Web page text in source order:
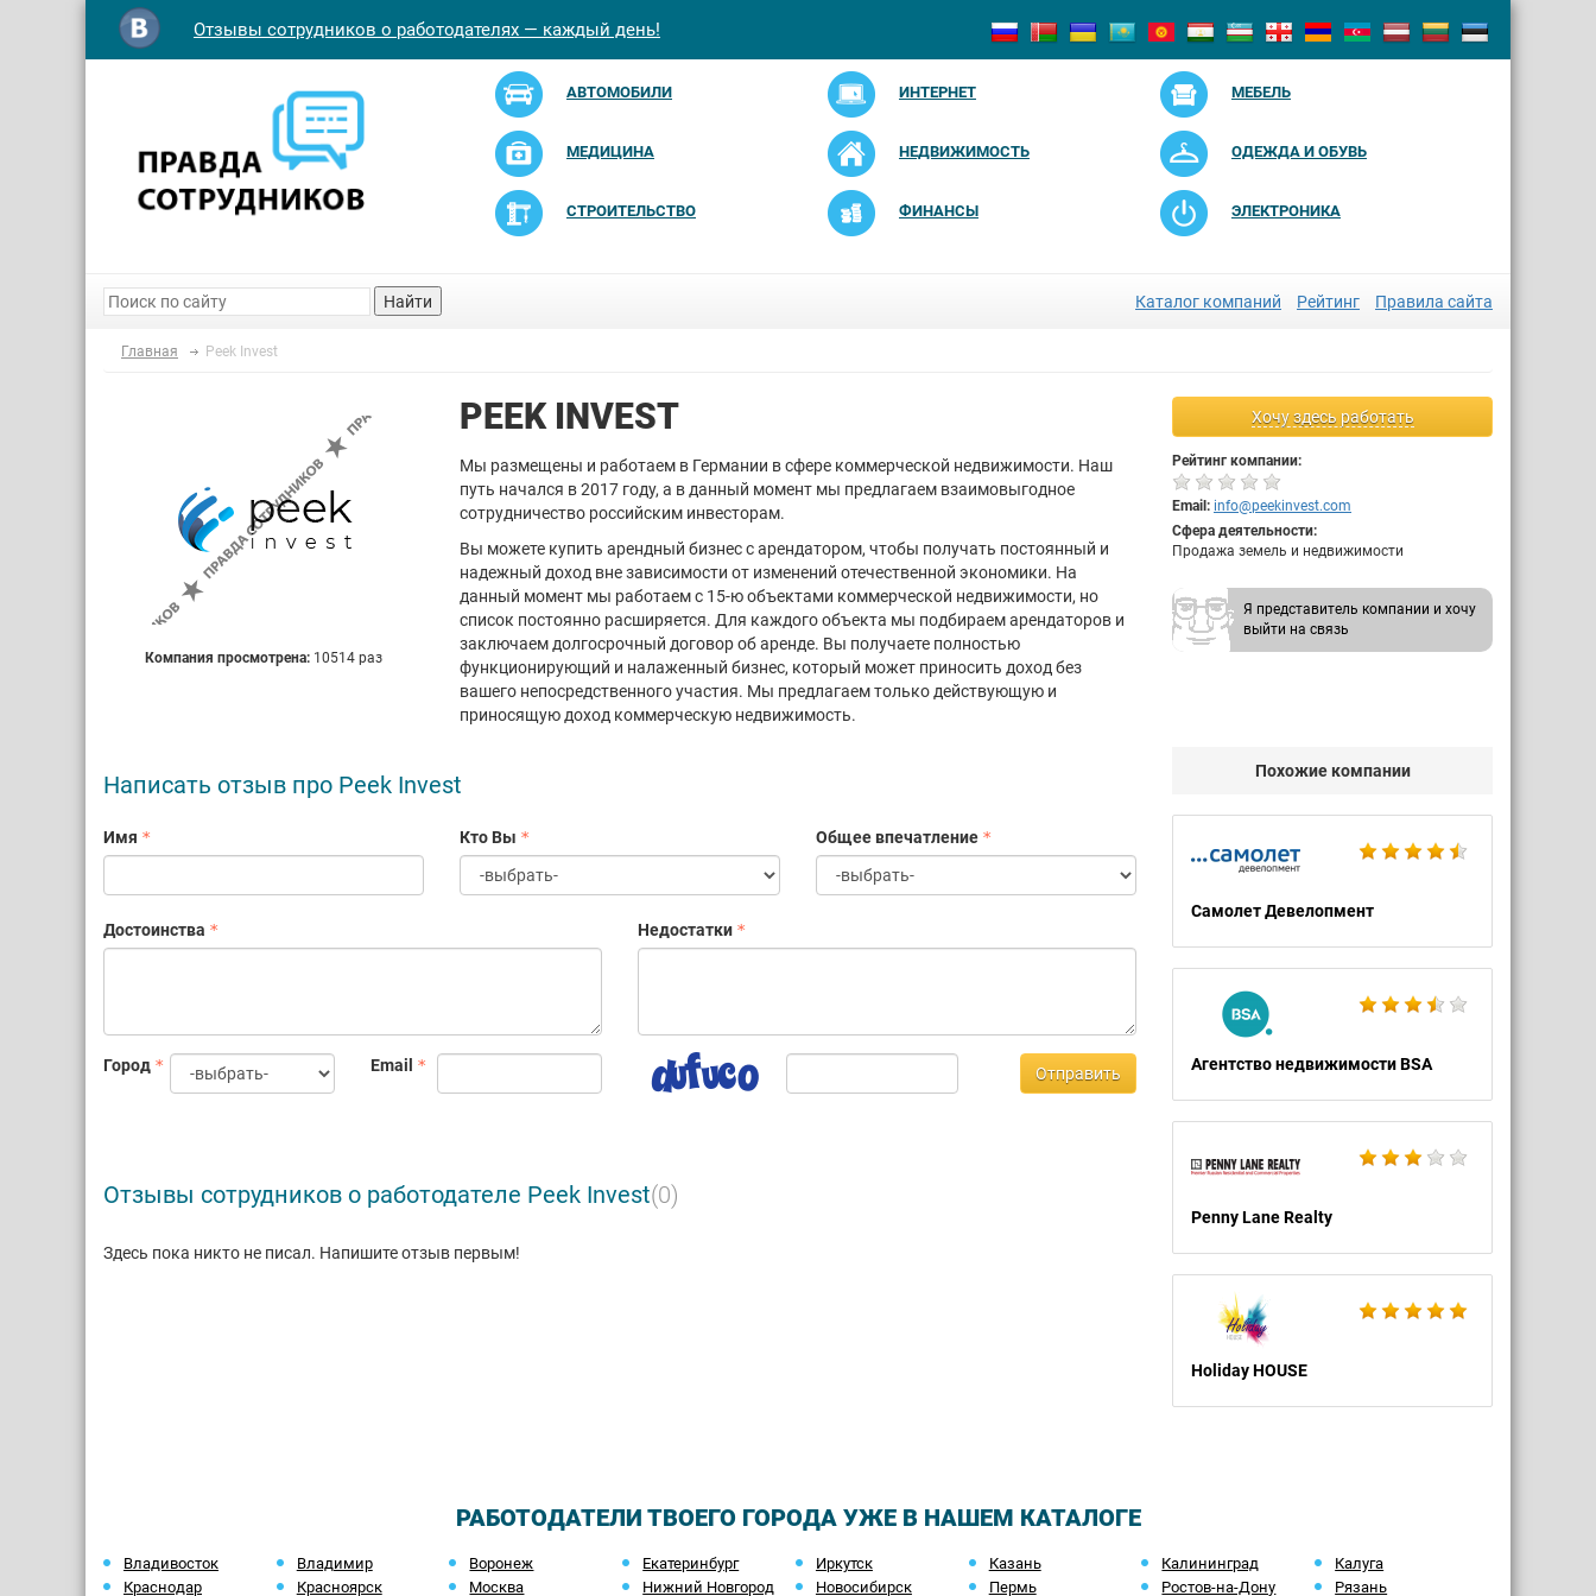
Отзывы сотрудников о работодателях — каждый день!
АВТОМОБИЛИ ИНТЕРНЕТ МЕБЕЛЬ
МЕДИЦИНА НЕДВИЖИМОСТЬ ОДЕЖДА И ОБУВЬ
СТРОИТЕЛЬСТВО ФИНАНСЫ ЭЛЕКТРОНИКА
Найти Каталог компаний Рейтинг Правила сайта
Главная Peek Invest
Хочу здесь работать
Рейтинг компании:
Email: info@peekinvest.com
Сфера деятельности:
Продажа земель и недвижимости
Я представитель компании и хочу
выйти на связь
Похожие компании
Самолет Девелопмент
Агентство недвижимости BSA
Penny Lane Realty
Holiday HOUSE
Компания просмотрена: 10514 раз
PEEK INVEST
Мы размещены и работаем в Германии в сфере коммерческой недвижимости. Наш
путь начался в 2017 году, а в данный момент мы предлагаем взаимовыгодное
сотрудничество российским инвесторам.
Вы можете купить арендный бизнес с арендатором, чтобы получать постоянный и
надежный доход вне зависимости от изменений отечественной экономики. На
данный момент мы работаем с 15-ю объектами коммерческой недвижимости, но
список постоянно расширяется. Для каждого объекта мы подбираем арендаторов и
заключаем долгосрочный договор об аренде. Вы получаете полностью
функционирующий и налаженный бизнес, который может приносить доход без
вашего непосредственного участия. Мы предлагаем только действующую и
приносящую доход коммерческую недвижимость.
Написать отзыв про Peek Invest
Имя Кто Вы Общее впечатление
Достоинства Недостатки
Город Email Отправить
Отзывы сотрудников о работодателе Peek Invest(0)
Здесь пока никто не писал. Напишите отзыв первым!
РАБОТОДАТЕЛИ ТВОЕГО ГОРОДА УЖЕ В НАШЕМ КАТАЛОГЕ
Владивосток Владимир Воронеж Екатеринбург Иркутск Казань Калининград
Калуга
Краснодар
Красноярск Москва Нижний Новгород Новосибирск Пермь Ростов-на-Дону Рязань